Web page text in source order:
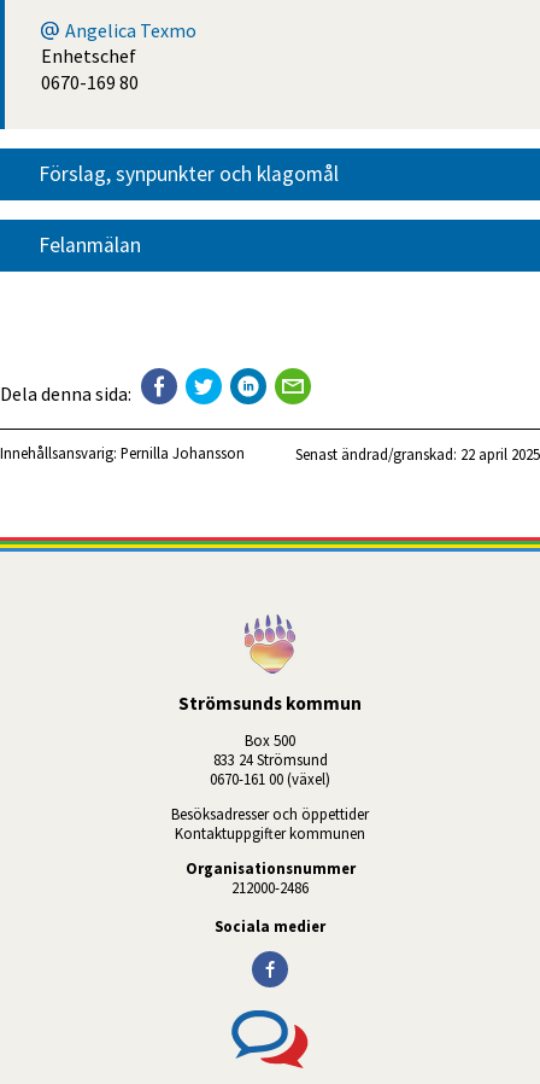
Angelica Texmo
Enhetschef
0670-169 80
Förslag, synpunkter och klagomål
Felanmälan
Dela denna sida:
Innehållsansvarig: Pernilla Johansson Senast ändrad/granskad: 22 april 2025
Strömsunds kommun
Box 500
833 24 Strömsund
0670-161 00 (växel)
Besöksadresser och öppettider
Kontaktuppgifter kommunen
Organisationsnummer
212000-2486
Sociala medier